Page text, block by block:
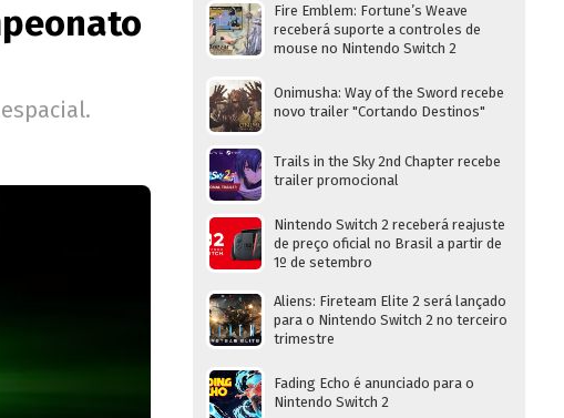
Fire Emblem: Fortune’s Weave
receberá suporte a controles de
mouse no Nintendo Switch 2
Onimusha: Way of the Sword recebe
novo trailer "Cortando Destinos"
Trails in the Sky 2nd Chapter recebe
trailer promocional
Nintendo Switch 2 receberá reajuste
de preço oficial no Brasil a partir de
1º de setembro
Aliens: Fireteam Elite 2 será lançado
para o Nintendo Switch 2 no terceiro
trimestre
Fading Echo é anunciado para o
Nintendo Switch 2